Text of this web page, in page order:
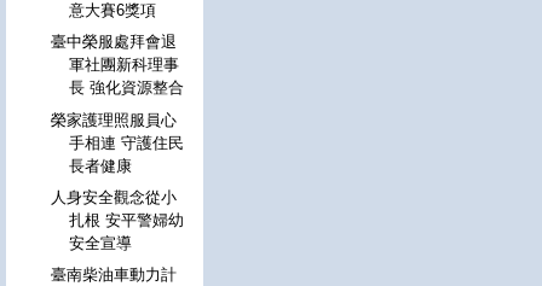
意大賽6獎項
臺中榮服處拜會退
軍社團新科理事
長 強化資源整合
榮家護理照服員心
手相連 守護住民
長者健康
人身安全觀念從小
扎根 安平警婦幼
安全宣導
臺南柴油車動力計